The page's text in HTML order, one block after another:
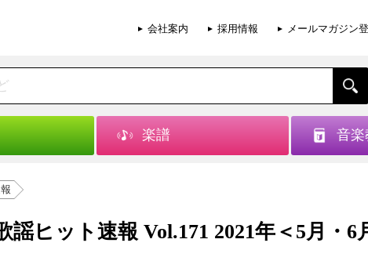
会社案内 採用情報 メールマガジン
楽譜 音楽
謡ヒット速報 Vol.171 2021年＜5月・6